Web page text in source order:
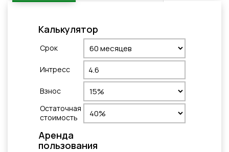
Калькулятор
Cрок
Интресс
Взнос
Остаточная
стоимость
Aренда
пользования